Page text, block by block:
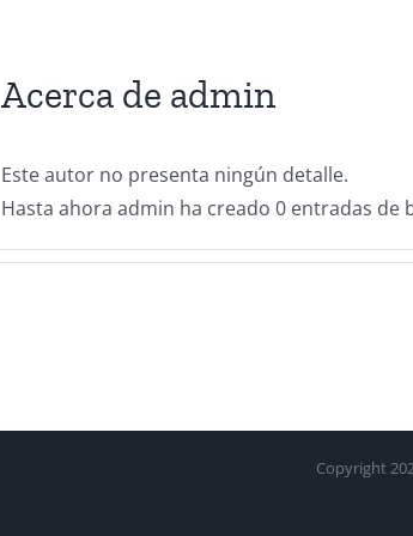
Acerca de admin
Este autor no presenta ningún detalle.
Hasta ahora admin ha creado 0 entradas de
Copyright